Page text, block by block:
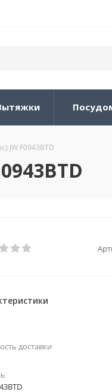
JW F0943BTD
доставки